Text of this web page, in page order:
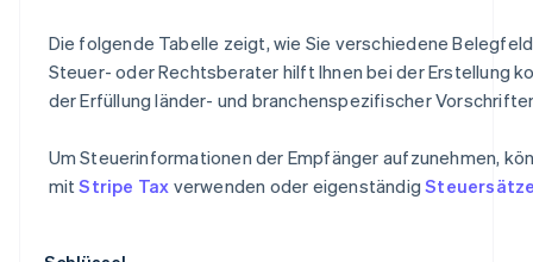
Die folgende Tabelle zeigt, wie Sie verschiedene
Steuer- oder Rechtsberater hilft Ihnen bei der Erstellung
der Erfüllung länder- und branchenspezifischer
Um Steuerinformationen der Empfänger aufzunehmen,
mitStripe Tax verwenden oder eigenständig